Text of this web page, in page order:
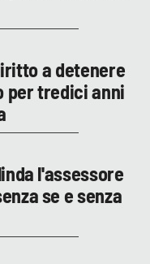
a detenere
per tredici anni
l'assessore
se e senza